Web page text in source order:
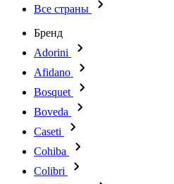
Все страны
Бренд
Adorini
Afidano
Bosquet
Boveda
Caseti
Cohiba
Colibri